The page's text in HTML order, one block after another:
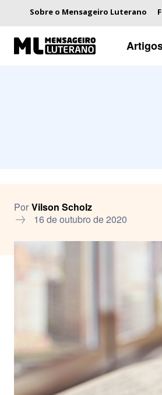
Sobre o Mensageiro Luterano
Por Vilson Scholz
16 de outubro de 2020